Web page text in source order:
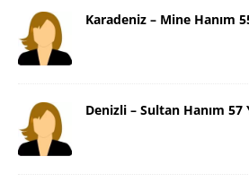
Karadeniz – Mine Hanım
Denizli – Sultan Hanım